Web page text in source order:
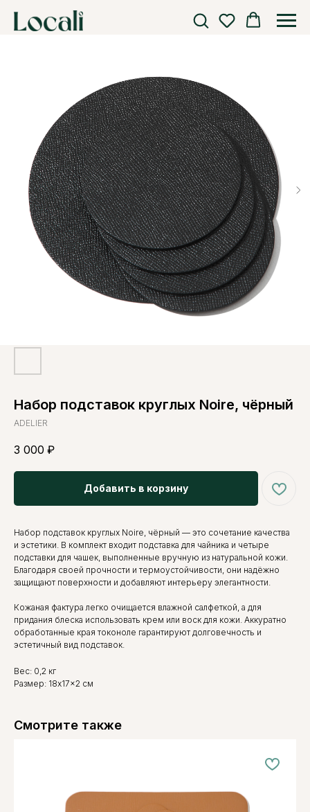
Набор подставок круглых Noire, чёрный
ADELIER
3 000 ₽
Добавить в корзину
Набор подставок круглых Noire, чёрный — это сочетание качества
и эстетики. В комплект входит подставка для чайника и четыре
подставки для чашек, выполненные вручную из натуральной кожи.
Благодаря своей прочности и термоустойчивости, они надёжно
защищают поверхности и добавляют интерьеру элегантности.
Кожаная фактура легко очищается влажной салфеткой, а для
придания блеска использовать крем или воск для кожи. Аккуратно
обработанные края токоноле гарантируют долговечность и
эстетичный вид подставок.
Вес: 0,2 кг
Размер: 18x17x2 см
Смотрите также